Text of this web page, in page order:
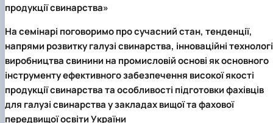
продукції свинарства»
На семінарі поговоримо про сучасний стан, тенденції,
напрями розвитку галузі свинарства, інноваційні
виробництва свинини на промисловій основі як основного
інструменту ефективного забезпечення високої якості
продукції свинарства та особливості підготовки фахівців
для галузі свинарства у закладах вищої та фахової
передвищої освіти України